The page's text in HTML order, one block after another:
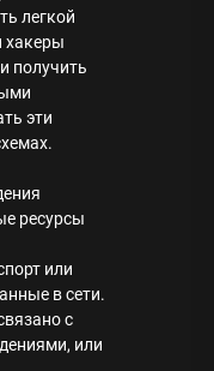
легкой
хакеры
получить
эти
ресурсы
или
в сети.
с
или